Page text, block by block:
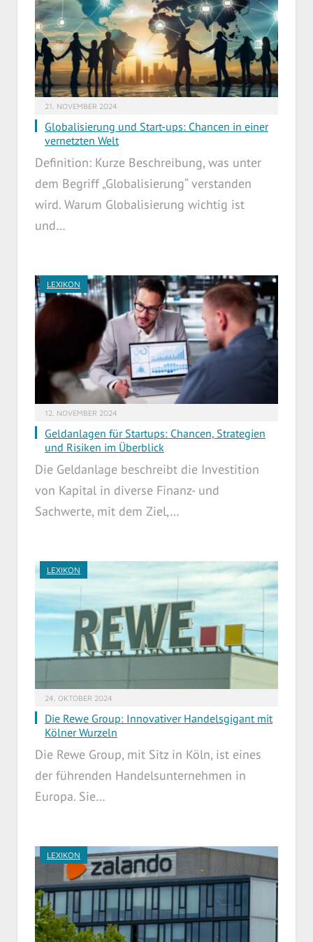
21. NOVEMBER 2024
Globalisierung und Start-ups: Chancen in einer
vernetzten Welt
Definition: Kurze Beschreibung, was unter
dem Begriff „Globalisierung“ verstanden
wird. Warum Globalisierung wichtig ist
und…
LEXIKON
12. NOVEMBER 2024
Geldanlagen für Startups: Chancen, Strategien
und Risiken im Überblick
Die Geldanlage beschreibt die Investition
von Kapital in diverse Finanz- und
Sachwerte, mit dem Ziel,…
LEXIKON
24. OKTOBER 2024
Die Rewe Group: Innovativer Handelsgigant mit
Kölner Wurzeln
Die Rewe Group, mit Sitz in Köln, ist eines
der führenden Handelsunternehmen in
Europa. Sie…
LEXIKON